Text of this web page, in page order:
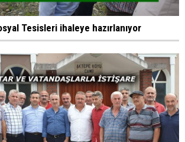
Tesisleri ihaleye hazırlanıyor